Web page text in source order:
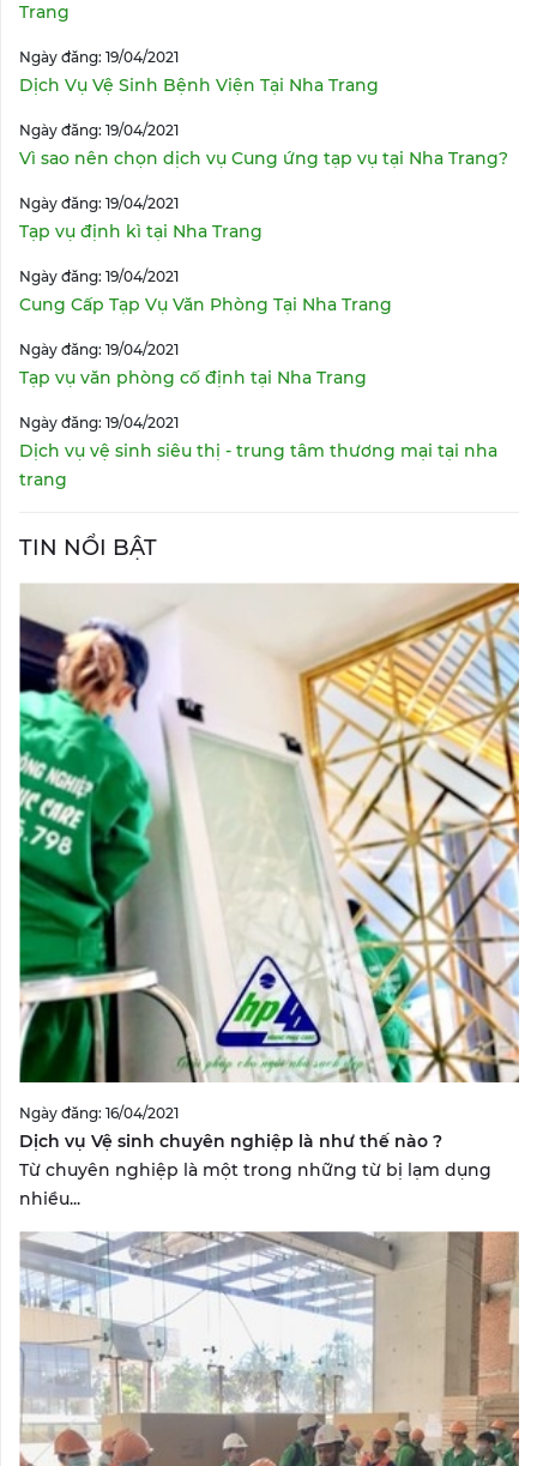
Trang
Ngày đăng: 19/04/2021
Dịch Vụ Vệ Sinh Bệnh Viện Tại Nha Trang
Ngày đăng: 19/04/2021
Vì sao nên chọn dịch vụ Cung ứng tạp vụ tại Nha Trang?
Ngày đăng: 19/04/2021
Tạp vụ định kì tại Nha Trang
Ngày đăng: 19/04/2021
Cung Cấp Tạp Vụ Văn Phòng Tại Nha Trang
Ngày đăng: 19/04/2021
Tạp vụ văn phòng cố định tại Nha Trang
Ngày đăng: 19/04/2021
Dịch vụ vệ sinh siêu thị - trung tâm thương mại tại nha
trang
TIN NỔI BẬT
Ngày đăng: 16/04/2021
Dịch vụ Vệ sinh chuyên nghiệp là như thế nào ?
Từ chuyên nghiệp là một trong những từ bị lạm dụng
nhiều...